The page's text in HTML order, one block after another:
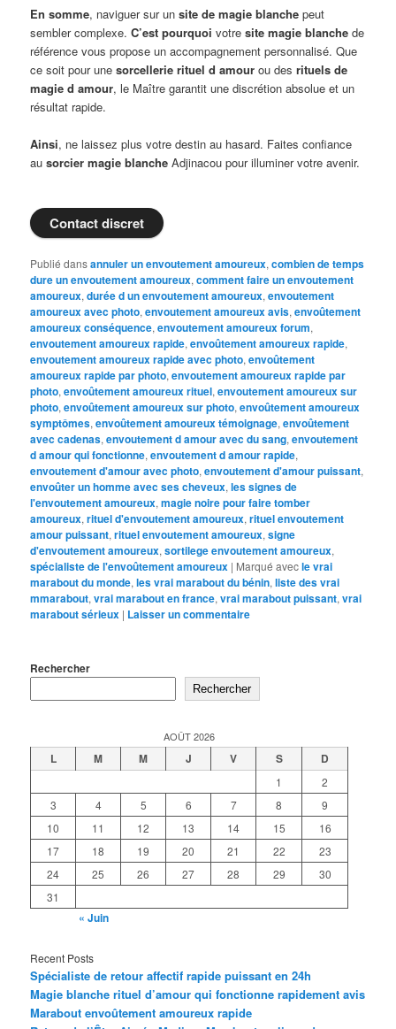
En somme, naviguer sur unsite de magie blanche peut
sembler complexe.C’est pourquoi votresite magie blanche de
référence vous propose un accompagnement personnalisé. Que
ce soit pour unesorcellerie rituel d amour ou desrituels de
magie d amour, le Maître garantit une discrétion absolue et un
résultat rapide.
Ainsi, ne laissez plus votre destin au hasard. Faites confiance
ausorcier magie blanche Adjinacou pour illuminer votre avenir.
Contact discret
Publié dansannuler un envoutement amoureux,combien de temps
dure un envoutement amoureux,comment faire un envoutement
amoureux,durée d un envoutement amoureux,envoutement
amoureux avec photo,envoutement amoureux avis,envoûtement
amoureux conséquence,envoutement amoureux forum,
envoutement amoureux rapide,envoûtement amoureux rapide,
envoutement amoureux rapide avec photo,envoûtement
amoureux rapide par photo,envoutement amoureux rapide par
photo,envoûtement amoureux rituel,envoutement amoureux sur
photo,envoûtement amoureux sur photo,envoûtement amoureux
symptômes,envoûtement amoureux témoignage,envoûtement
avec cadenas,envoutement d amour avec du sang,envoutement
d amour qui fonctionne,envoutement d amour rapide,
envoutement d'amour avec photo,envoutement d'amour puissant,
envoûter un homme avec ses cheveux,les signes de
l'envoutement amoureux,magie noire pour faire tomber
amoureux,rituel d'envoutement amoureux,rituel envoutement
amour puissant,rituel envoutement amoureux,signe
d'envoutement amoureux,sortilege envoutement amoureux,
spécialiste de l'envoûtement amoureux | Marqué avecle vrai
marabout du monde,les vrai marabout du bénin,liste des vrai
mmarabout,vrai marabout en france,vrai marabout puissant,vrai
marabout sérieux | Laisser un commentaire
Rechercher
Rechercher
AOÛT 2026
L M M J V S D
1
2
3
4 5 6 7 8
9
10
11 12 13 14 15
16
17
18 19 20 21 22
23
24
25 26 27 28 29
30
31
« Juin
Recent Posts
Spécialiste de retour affectif rapide puissant en 24h
Magie blanche rituel d’amour qui fonctionne rapidement avis
Marabout envoûtement amoureux rapide